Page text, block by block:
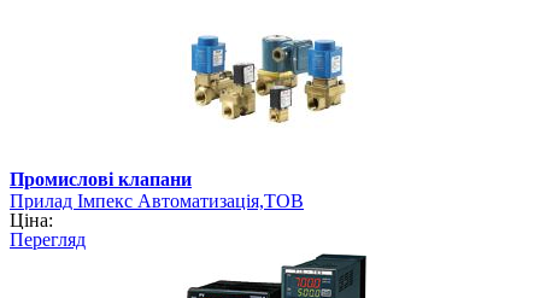
Промислові клапани
Прилад Імпекс Автоматизація,ТОВ
Ціна:
Перегляд